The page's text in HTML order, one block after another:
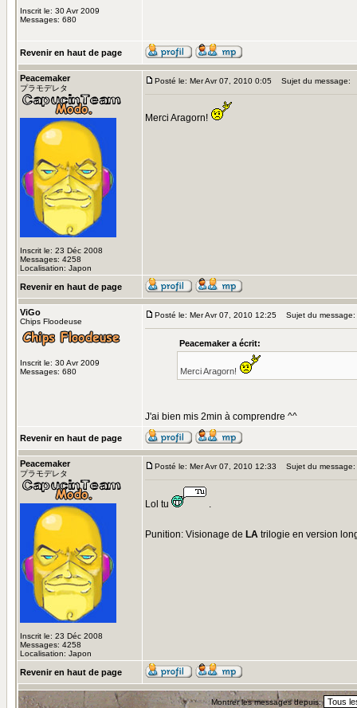
Inscrit le: 30 Avr 2009
Messages: 680
Revenir en haut de page
Peacemaker
プラモデレタ
Inscrit le: 23 Déc 2008
Messages: 4258
Localisation: Japon
Posté le: Mer Avr 07, 2010 0:05 Sujet du message:
Merci Aragorn!
Revenir en haut de page
ViGo
Chips Floodeuse
Inscrit le: 30 Avr 2009
Messages: 680
Posté le: Mer Avr 07, 2010 12:25 Sujet du message:
Peacemaker a écrit:
Merci Aragorn!
J'ai bien mis 2min à comprendre ^^
Revenir en haut de page
Peacemaker
プラモデレタ
Inscrit le: 23 Déc 2008
Messages: 4258
Localisation: Japon
Posté le: Mer Avr 07, 2010 12:33 Sujet du message:
Lol tu .
Punition: Visionage de LA trilogie en version
Revenir en haut de page
Montrer les messages depuis: